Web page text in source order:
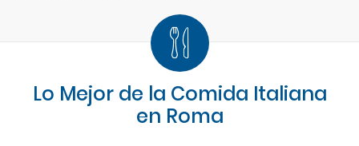
Lo Mejor de la Comida Italiana
en Roma